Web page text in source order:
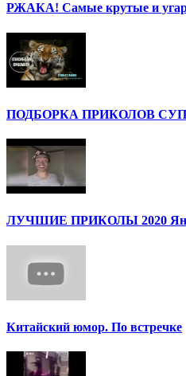
РЖАКА! Самые крутые и
ПОДБОРКА ПРИКОЛОВ
ЛУЧШИЕ ПРИКОЛЫ 2020
Китайский юмор. По встречке